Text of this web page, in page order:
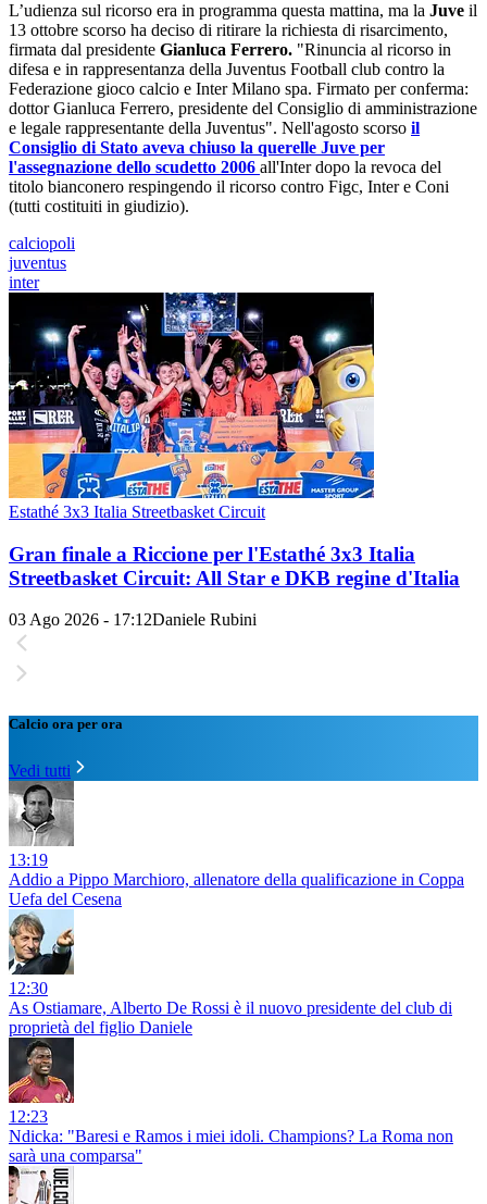
L’udienza sul ricorso era in programma questa mattina, ma la Juve il
13 ottobre scorso ha deciso di ritirare la richiesta di risarcimento,
firmata dal presidente Gianluca Ferrero. "Rinuncia al ricorso in
difesa e in rappresentanza della Juventus Football club contro la
Federazione gioco calcio e Inter Milano spa. Firmato per conferma:
dottor Gianluca Ferrero, presidente del Consiglio di amministrazione
e legale rappresentante della Juventus". Nell'agosto scorso il
Consiglio di Stato aveva chiuso la querelle Juve per
l'assegnazione dello scudetto 2006 all'Inter dopo la revoca del
titolo bianconero respingendo il ricorso contro Figc, Inter e Coni
(tutti costituiti in giudizio).
calciopoli
juventus
inter
Estathé 3x3 Italia Streetbasket Circuit
Gran finale a Riccione per l'Estathé 3x3 Italia
Streetbasket Circuit: All Star e DKB regine d'Italia
03 Ago 2026 - 17:12Daniele Rubini
Calcio ora per ora
Vedi tutti
13:19
Addio a Pippo Marchioro, allenatore della qualificazione in Coppa
Uefa del Cesena
12:30
As Ostiamare, Alberto De Rossi è il nuovo presidente del club di
proprietà del figlio Daniele
12:23
Ndicka: "Baresi e Ramos i miei idoli. Champions? La Roma non
sarà una comparsa"